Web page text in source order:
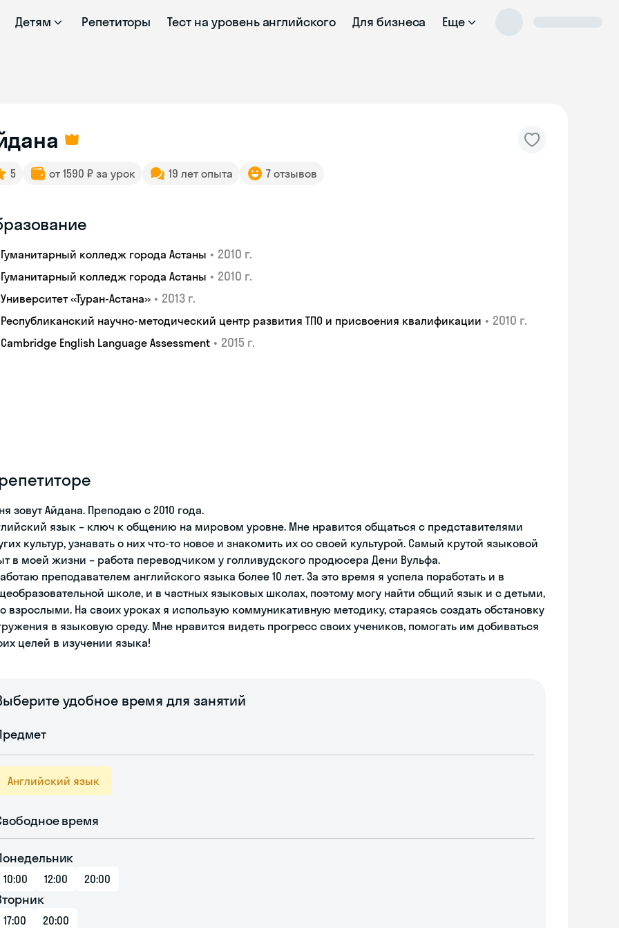
Детям Репетиторы Тест на уровень английского Для бизнеса Еще
5 от 1590 ₽ за урок 19 лет опыта 7 отзывов
Гуманитарный колледж города Астаны • 2010 г.
Гуманитарный колледж города Астаны • 2010 г.
Университет «Туран-Астана» • 2013 г.
Республиканский научно-методический центр развития ТПО и присвоения квалификации • 2010 г.
Cambridge English Language Assessment • 2015 г.
зовут Айдана. Преподаю с 2010 года.
язык – ключ к общению на мировом уровне. Мне нравится общаться с представителями
культур, узнавать о них что-то новое и знакомить их со своей культурой. Самый крутой языковой
в моей жизни – работа переводчиком у голливудского продюсера Дени Вульфа.
преподавателем английского языка более 10 лет. За это время я успела поработать и в
школе, и в частных языковых школах, поэтому могу найти общий язык и с детьми,
взрослыми. На своих уроках я использую коммуникативную методику, стараясь создать обстановку
в языковую среду. Мне нравится видеть прогресс своих учеников, помогать им добиваться
целей в изучении языка!
удобное время для занятий
Английский язык
время
10:00 12:00 20:00
17:00 20:00